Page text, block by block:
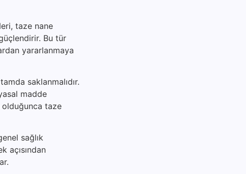
taze nane
Bu tür
yararlanmaya
saklanmalıdır.
madde
olduğunca taze
sağlık
açısından